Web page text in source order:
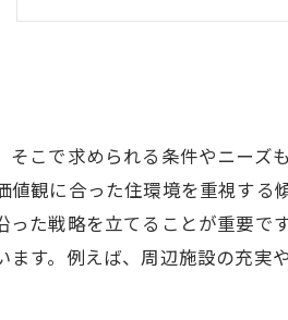
未来に向けた持続可能
こで求められる条件やニー
観に合った住環境を重視す
た戦略を立てることが重要
す。例えば、周辺施設の充